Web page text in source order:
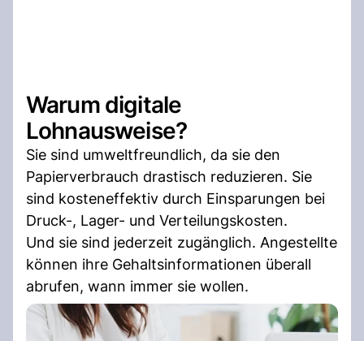
Warum digitale
Lohnausweise?
Sie sind umweltfreundlich, da sie den
Papierverbrauch drastisch reduzieren. Sie
sind kosteneffektiv durch Einsparungen bei
Druck-, Lager- und Verteilungskosten.
Und sie sind jederzeit zugänglich. Angestellte
können ihre Gehaltsinformationen überall
abrufen, wann immer sie wollen.